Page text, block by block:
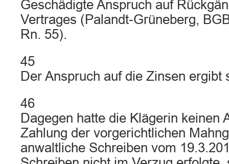
Geschädigte Anspruch auf
Vertrages (Palandt-Grüneberg,
Rn. 55).
45
Der Anspruch auf die Zinsen ergibt
46
Dagegen hatte die Klägerin keinen
Zahlung der vorgerichtlichen
anwaltliche Schreiben vom